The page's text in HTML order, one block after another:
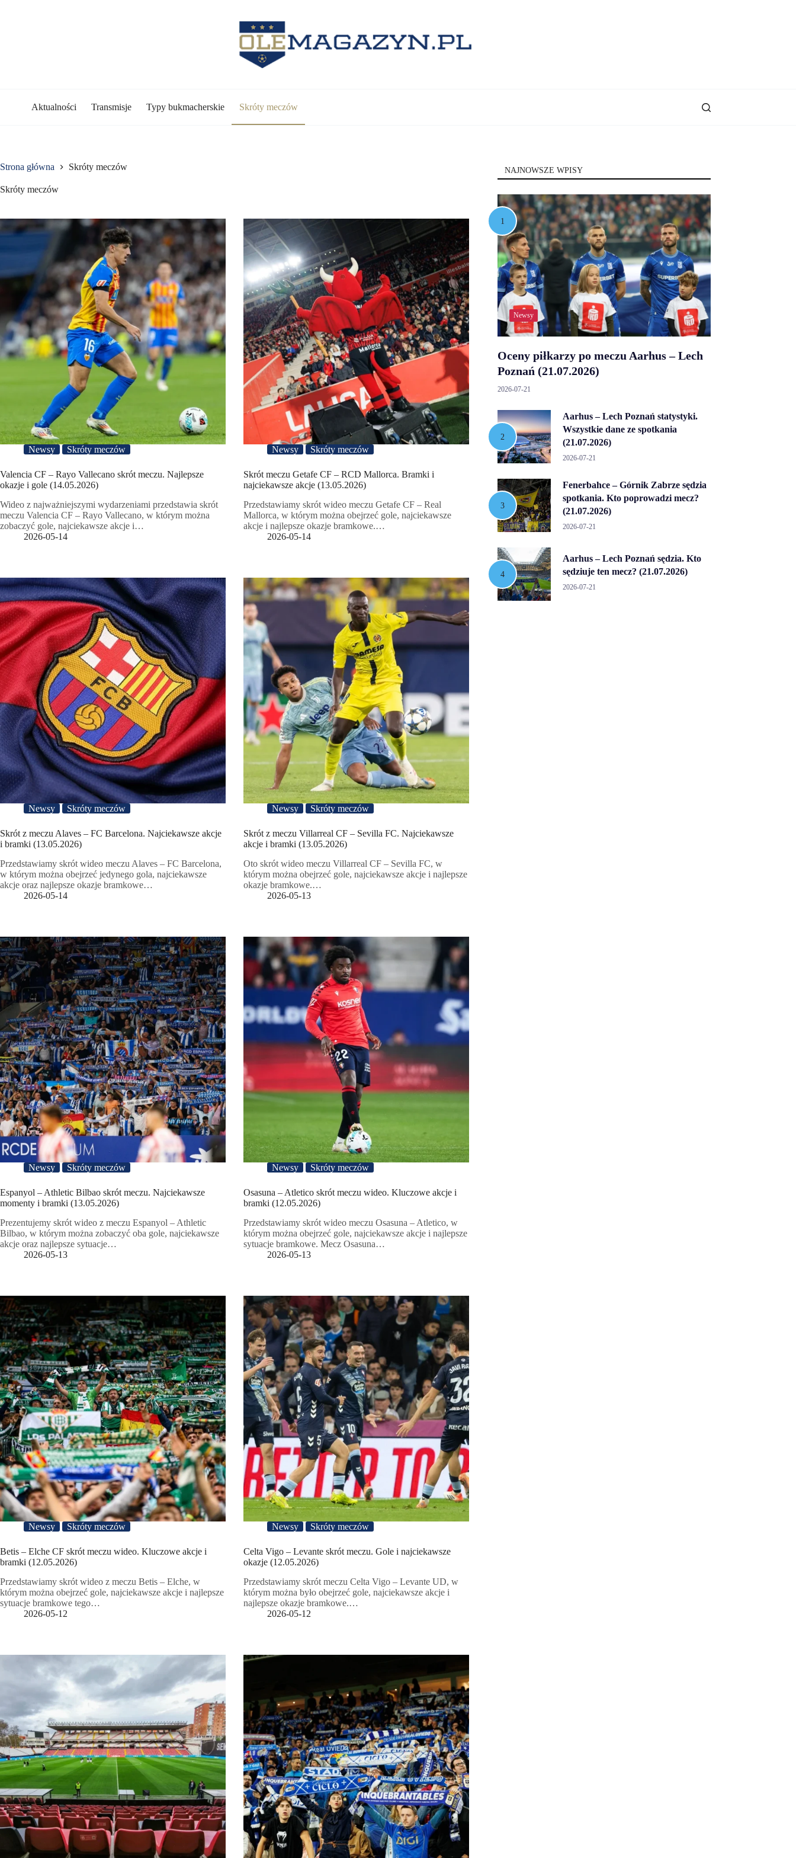
Aktualności Transmisje Typy bukmacherskie Skróty meczów
Strona główna Skróty meczów
Skróty meczów
Newsy Skróty meczów
Valencia CF – Rayo Vallecano skrót meczu. Najlepsze
okazje i gole (14.05.2026)
Wideo z najważniejszymi wydarzeniami przedstawia skrót
meczu Valencia CF – Rayo Vallecano, w którym można
zobaczyć gole, najciekawsze akcje i…
2026-05-14
Newsy Skróty meczów
Skrót meczu Getafe CF – RCD Mallorca. Bramki i
najciekawsze akcje (13.05.2026)
Przedstawiamy skrót wideo meczu Getafe CF – Real
Mallorca, w którym można obejrzeć gole, najciekawsze
akcje i najlepsze okazje bramkowe.…
2026-05-14
Newsy Skróty meczów
Skrót z meczu Alaves – FC Barcelona. Najciekawsze akcje
i bramki (13.05.2026)
Przedstawiamy skrót wideo meczu Alaves – FC Barcelona,
w którym można obejrzeć jedynego gola, najciekawsze
akcje oraz najlepsze okazje bramkowe…
2026-05-14
Newsy Skróty meczów
Skrót z meczu Villarreal CF – Sevilla FC. Najciekawsze
akcje i bramki (13.05.2026)
Oto skrót wideo meczu Villarreal CF – Sevilla FC, w
którym można obejrzeć gole, najciekawsze akcje i najlepsze
okazje bramkowe.…
2026-05-13
Newsy Skróty meczów
Espanyol – Athletic Bilbao skrót meczu. Najciekawsze
momenty i bramki (13.05.2026)
Prezentujemy skrót wideo z meczu Espanyol – Athletic
Bilbao, w którym można zobaczyć oba gole, najciekawsze
akcje oraz najlepsze sytuacje…
2026-05-13
Newsy Skróty meczów
Osasuna – Atletico skrót meczu wideo. Kluczowe akcje i
bramki (12.05.2026)
Przedstawiamy skrót wideo meczu Osasuna – Atletico, w
którym można obejrzeć gole, najciekawsze akcje i najlepsze
sytuacje bramkowe. Mecz Osasuna…
2026-05-13
Newsy Skróty meczów
Betis – Elche CF skrót meczu wideo. Kluczowe akcje i
bramki (12.05.2026)
Przedstawiamy skrót wideo z meczu Betis – Elche, w
którym można obejrzeć gole, najciekawsze akcje i najlepsze
sytuacje bramkowe tego…
2026-05-12
Newsy Skróty meczów
Celta Vigo – Levante skrót meczu. Gole i najciekawsze
okazje (12.05.2026)
Przedstawiamy skrót meczu Celta Vigo – Levante UD, w
którym można było obejrzeć gole, najciekawsze akcje i
najlepsze okazje bramkowe.…
2026-05-12
NAJNOWSZE WPISY
Newsy
Oceny piłkarzy po meczu Aarhus – Lech
Poznań (21.07.2026)
2026-07-21
Aarhus – Lech Poznań statystyki.
Wszystkie dane ze spotkania
(21.07.2026)
2026-07-21
Fenerbahce – Górnik Zabrze sędzia
spotkania. Kto poprowadzi mecz?
(21.07.2026)
2026-07-21
Aarhus – Lech Poznań sędzia. Kto
sędziuje ten mecz? (21.07.2026)
2026-07-21